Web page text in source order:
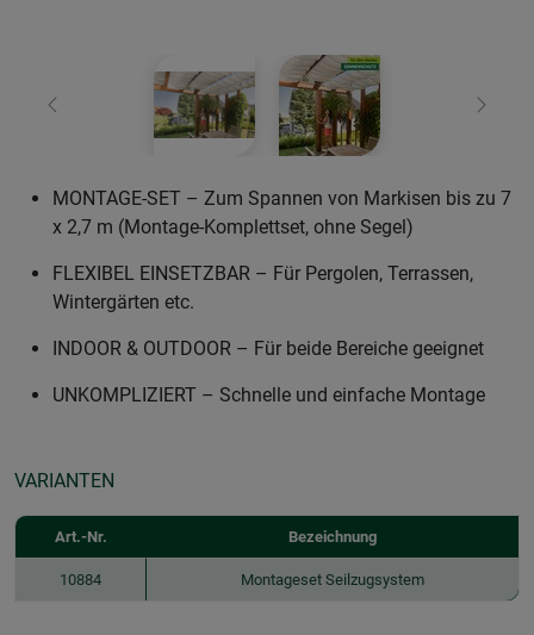
Zurück Weiter
MONTAGE-SET – Zum Spannen von Markisen bis zu 7
x 2,7 m (Montage-Komplettset, ohne Segel)
FLEXIBEL EINSETZBAR – Für Pergolen, Terrassen,
Wintergärten etc.
INDOOR & OUTDOOR – Für beide Bereiche geeignet
UNKOMPLIZIERT – Schnelle und einfache Montage
VARIANTEN
Art.-Nr. Bezeichnung
10884 Montageset Seilzugsystem